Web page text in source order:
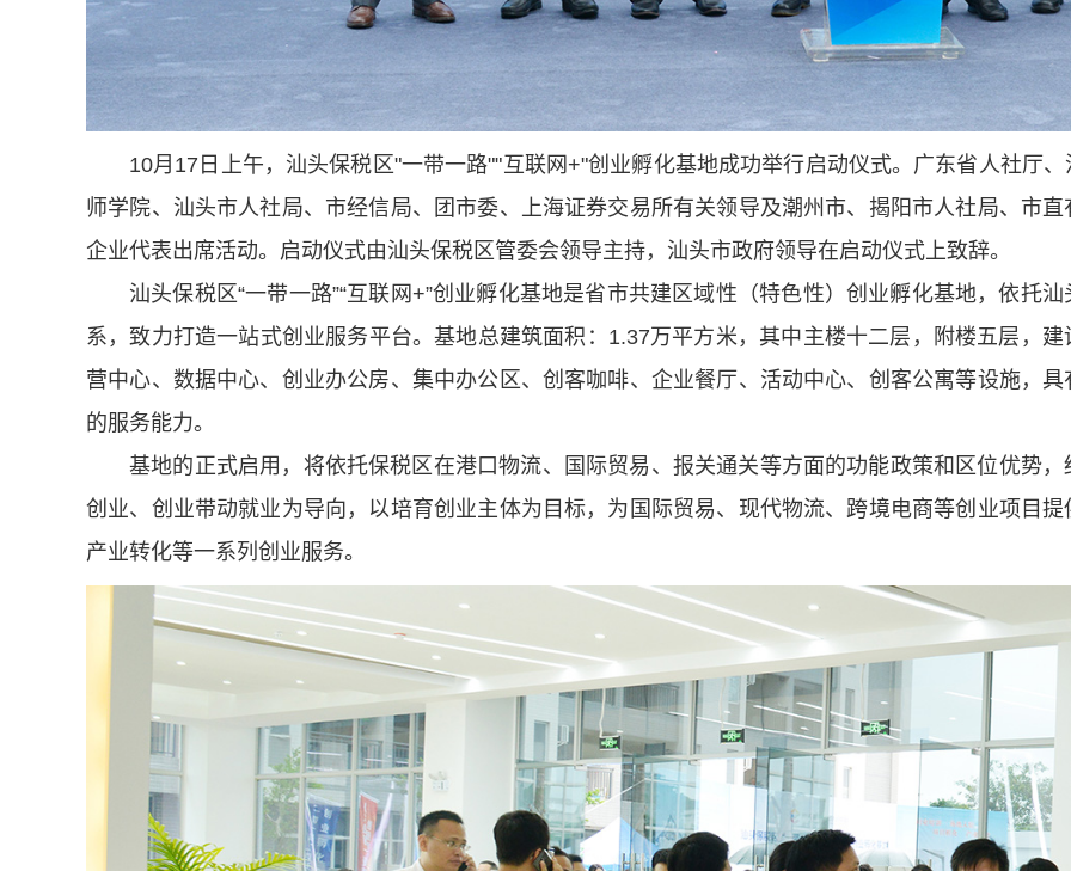
10月17日上午，汕头保税区"一带一路""互联网+"创业孵化基地成功举行启动仪式。 广东省人社厅
师学院、汕头市人社局、市经信局、团市委、上海证券交易所有关领导及潮州市、揭阳市人社局、市
企业代表出席活动。 启动仪式由汕头保税区管委会领导主持， 汕头市政府领导在启动仪式上致辞。
汕头保税区“一带一路”“互联网+”创业孵化基地是省市共建区域性（特色性）创业孵化基地，依托
系，致力打造一站式创业服务平台。基地总建筑面积：1.37万平方米，其中主楼十二层，附楼五层，
营中心、数据中心、创业办公房、集中办公区、创客咖啡、企业餐厅、活动中心、创客公寓等设施，
的服务能力。
基地的正式启用，将依托保税区在港口物流、国际贸易、报关通关等方面的功能政策和区位优势
创业、创业带动就业为导向，以培育创业主体为目标，为国际贸易、现代物流、跨境电商等创业项目提
产业转化等一系列创业服务。